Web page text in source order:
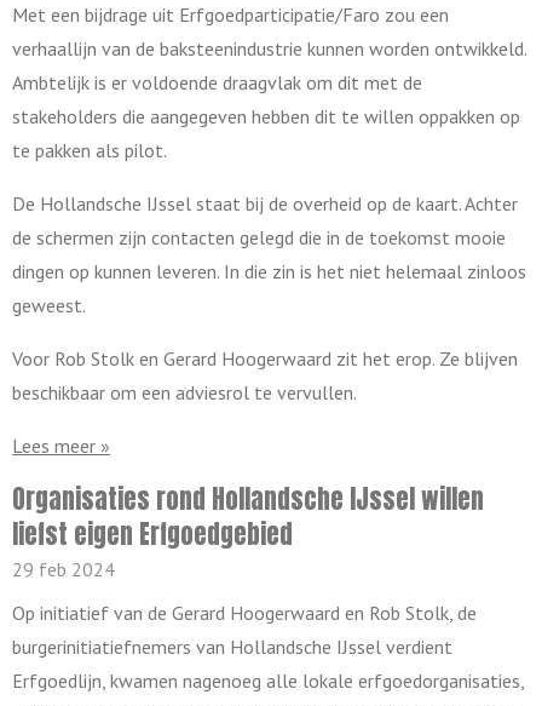
Met een bijdrage uit Erfgoedparticipatie/Faro zou een
verhaallijn van de baksteenindustrie kunnen worden ontwikkeld.
Ambtelijk is er voldoende draagvlak om dit met de
stakeholders die aangegeven hebben dit te willen oppakken op
te pakken als pilot.
De Hollandsche IJssel staat bij de overheid op de kaart. Achter
de schermen zijn contacten gelegd die in de toekomst mooie
dingen op kunnen leveren. In die zin is het niet helemaal zinloos
geweest.
Voor Rob Stolk en Gerard Hoogerwaard zit het erop. Ze blijven
beschikbaar om een adviesrol te vervullen.
Lees meer »
Organisaties rond Hollandsche IJssel willen
liefst eigen Erfgoedgebied
29 feb 2024
Op initiatief van de Gerard Hoogerwaard en Rob Stolk, de
burgerinitiatiefnemers van Hollandsche IJssel verdient
Erfgoedlijn, kwamen nagenoeg alle lokale erfgoedorganisaties,